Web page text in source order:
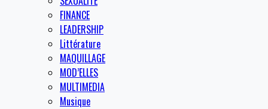
FINANCE
LEADERSHIP
Littérature
MAQUILLAGE
MOD’ELLES
MULTIMEDIA
Musique